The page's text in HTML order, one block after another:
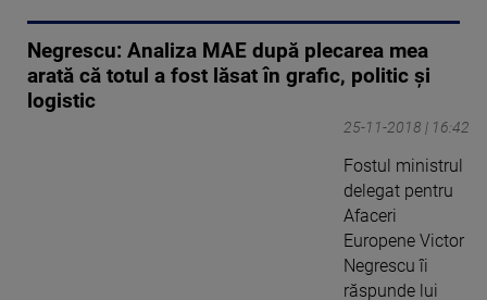
Negrescu: Analiza MAE după plecarea mea
arată că totul a fost lăsat în grafic, politic şi
logistic
25-11-2018 | 16:42
Fostul ministrul
delegat pentru
Afaceri
Europene Victor
Negrescu îi
răspunde lui